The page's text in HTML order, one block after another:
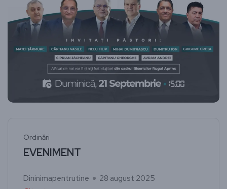
Ordinări
EVENIMENT
Dininimapentrutine 28 august 2025